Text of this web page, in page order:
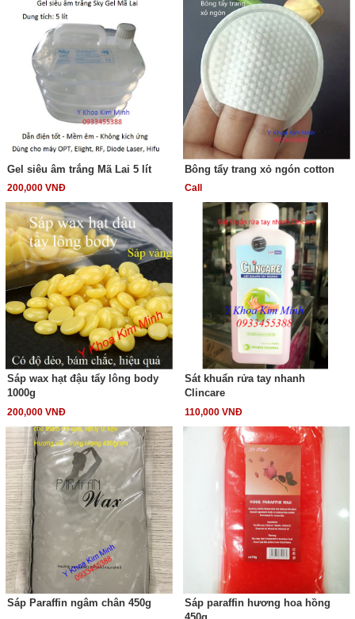
Gel siêu âm trắng Mã Lai 5 lít
200,000 VNĐ
Bông tẩy trang xỏ ngón cotton
Call
Sáp wax hạt đậu tẩy lông body
1000g
200,000 VNĐ
Sát khuẩn rửa tay nhanh
Clincare
110,000 VNĐ
Sáp Paraffin ngâm chân 450g
Sáp paraffin hương hoa hồng